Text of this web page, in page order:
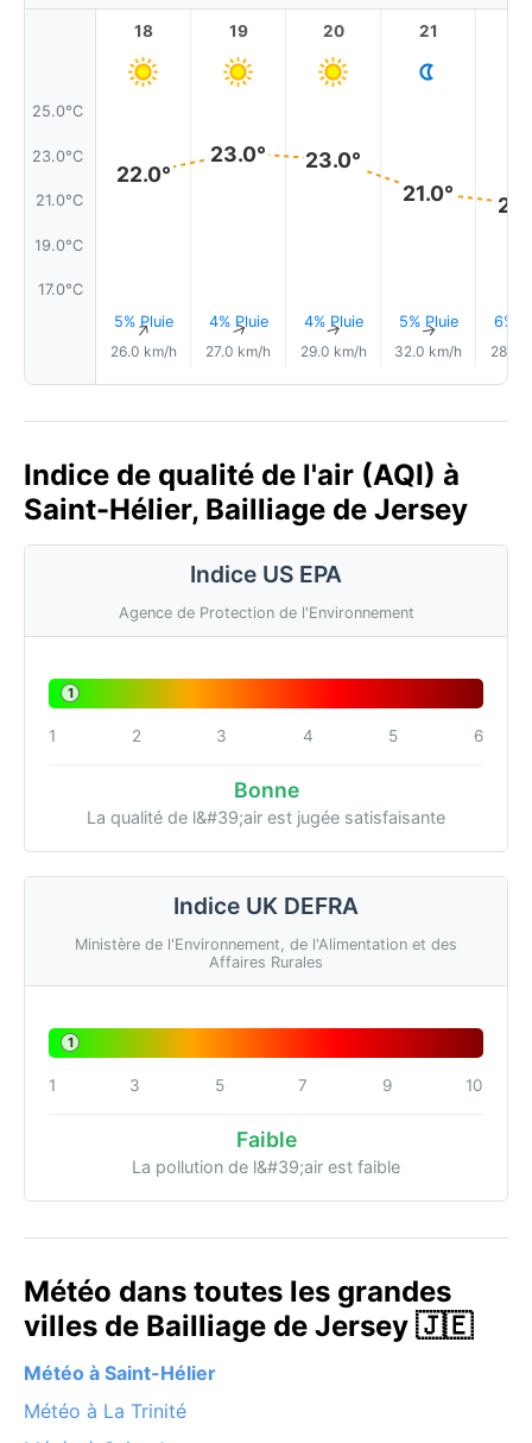
25.0°C
23.0°C
21.0°C
19.0°C
17.0°C
18
22.0°
5% Pluie
↑
26.0 km/h
19
23.0°
4% Pluie
↑
27.0 km/h
20
23.0°
4% Pluie
↑
29.0 km/h
21
21.0°
5% Pluie
↑
32.0 km/h
6%
28.0
Indice de qualité de l'air (AQI) à
Saint-Hélier, Bailliage de Jersey
Indice US EPA
Agence de Protection de l'Environnement
1
1 2 3 4 5 6
Bonne
La qualité de l&#39;air est jugée satisfaisante
Indice UK DEFRA
Ministère de l'Environnement, de l'Alimentation et des
Affaires Rurales
1
1 3 5 7 9 10
Faible
La pollution de l&#39;air est faible
Météo dans toutes les grandes
villes de Bailliage de Jersey 🇯🇪
Météo à Saint-Hélier
Météo à La Trinité